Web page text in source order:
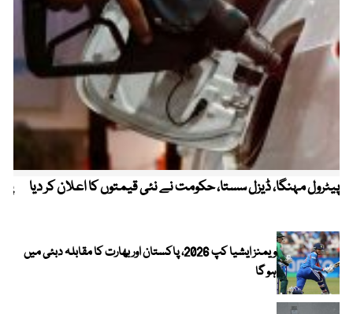
پیٹرول مہنگا، ڈیزل سستا، حکومت نے نئی قیمتوں کا اعلان کر دیا
ویمنز ایشیا کپ 2026، پاکستان اور بھارت کا مقابلہ دبئی میں
ہو گا